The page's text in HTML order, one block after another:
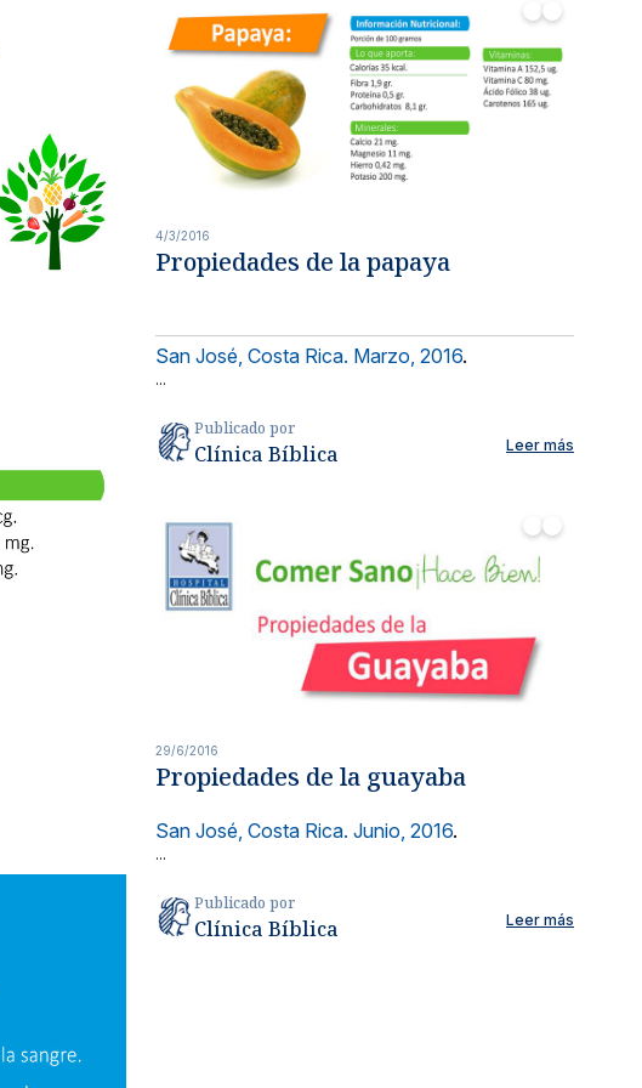
4/3/2016
Propiedades de la papaya
San José, Costa Rica. Marzo, 2016.
...
Publicado por
Clínica Bíblica Leer más
29/6/2016
Propiedades de la guayaba
San José, Costa Rica. Junio, 2016.
...
Publicado por
Clínica Bíblica Leer más